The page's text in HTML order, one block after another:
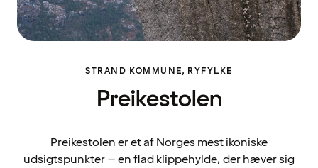
STRAND KOMMUNE, RYFYLKE
Preikestolen
Preikestolen er et af Norges mest ikoniske
udsigtspunkter – en flad klippehylde, der hæver sig